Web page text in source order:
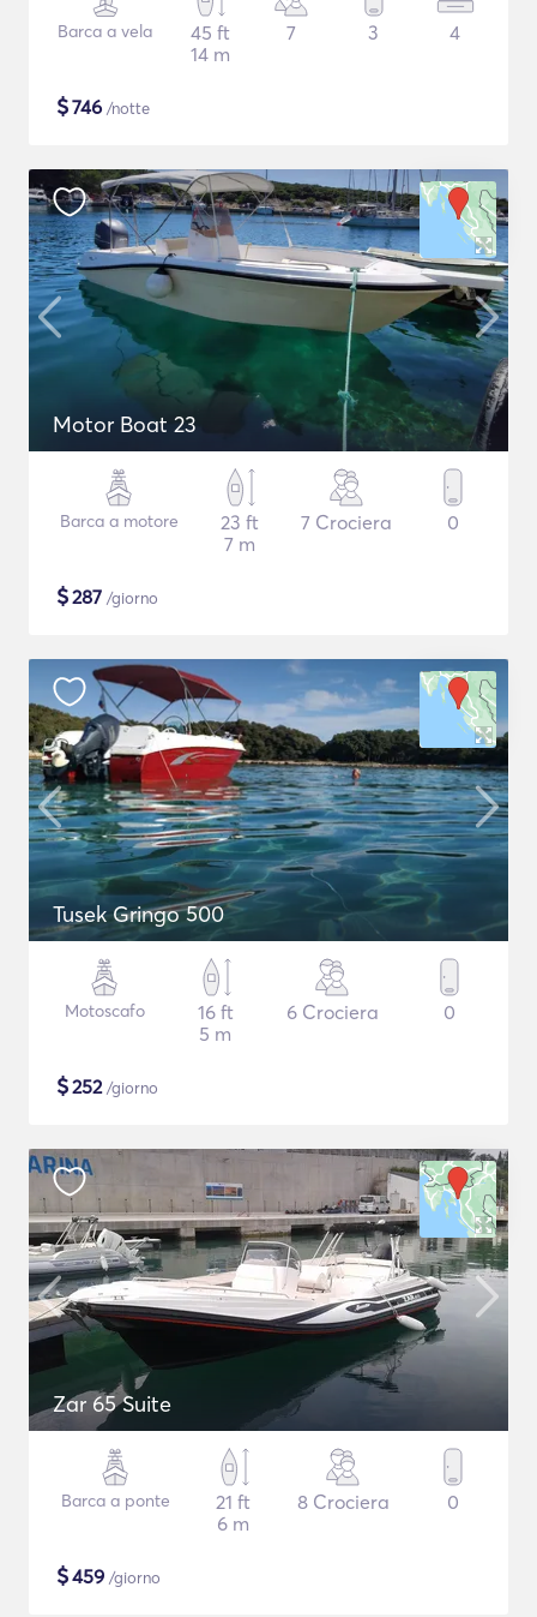
Barca a vela
45 ft
14 m
7 3 4
$746 /notte
Motor Boat 23
Barca a motore
23 ft
7 m
7 Crociera 0
$287 /giorno
Tusek Gringo 500
Motoscafo
16 ft
5 m
6 Crociera 0
$252/giorno
Zar 65 Suite
Barca a ponte
21 ft
6 m
8 Crociera 0
$459 /giorno